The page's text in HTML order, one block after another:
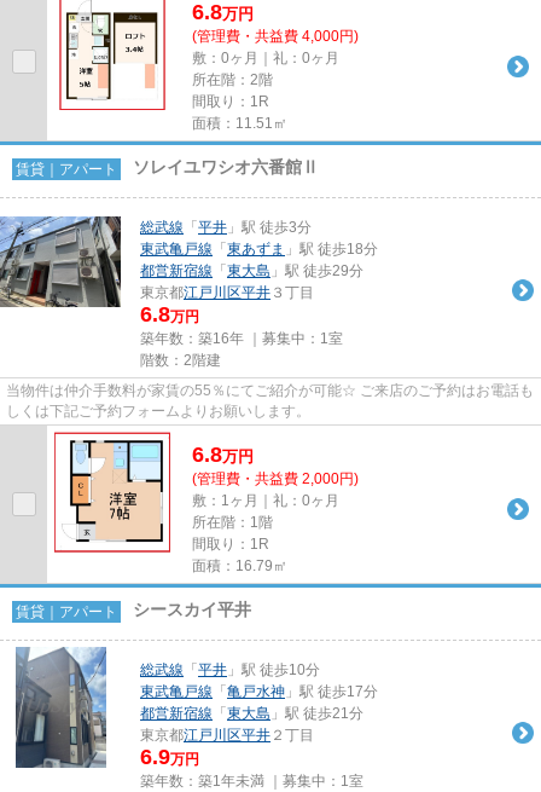
6.8万円
(管理費・共益費 4,000円)
敷：0ヶ月｜礼：0ヶ月
所在階：2階
間取り：1R
面積：11.51㎡
賃貸｜アパート ソレイユワシオ六番館Ⅱ
総武線 「 平井 」駅 徒歩3分
東武亀戸線 「 東あずま 」駅 徒歩18分
都営新宿線 「 東大島 」駅 徒歩29分
東京都江戸川区平井 ３丁目
6.8万円
築年数：築16年 ｜募集中： 1室
階数：2階建
当物件は仲介手数料が家賃の55％にてご紹介が可能☆ ご来店のご予約はお電話も
しくは下記ご予約フォームよりお願いします。
6.8万円
(管理費・共益費 2,000円)
敷：1ヶ月｜礼：0ヶ月
所在階：1階
間取り：1R
面積：16.79㎡
賃貸｜アパート シースカイ平井
総武線 「 平井 」駅 徒歩10分
東武亀戸線 「 亀戸水神 」駅 徒歩17分
都営新宿線 「 東大島 」駅 徒歩21分
東京都江戸川区平井 ２丁目
6.9万円
築年数：築1年未満 ｜募集中： 1室